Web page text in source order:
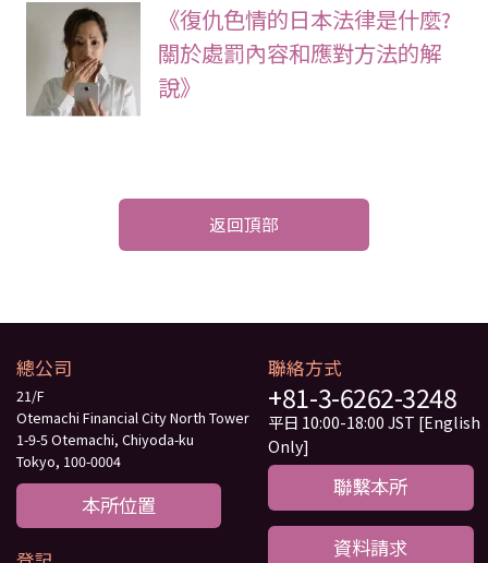
《復仇色情的日本法律是什麼?
關於處罰內容和應對方法的解
說》
返回頂部
總公司
21/F
Otemachi Financial City North Tower
1-9-5 Otemachi, Chiyoda-ku
Tokyo, 100-0004
本所位置
聯絡方式
+81-3-6262-3248
平日 10:00-18:00 JST [English
Only]
聯繫本所
資料請求